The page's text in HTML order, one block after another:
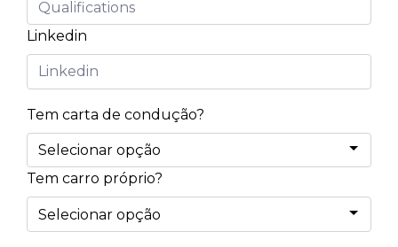
Linkedin
Tem carta de condução?
Tem carro próprio?